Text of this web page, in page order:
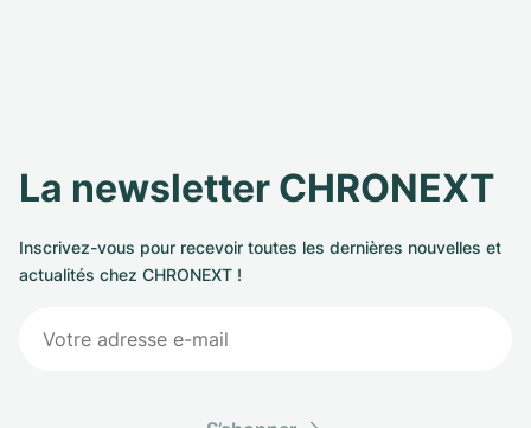
La newsletter CHRONEXT
Inscrivez-vous pour recevoir toutes les dernières nouvelles et
actualités chez CHRONEXT !